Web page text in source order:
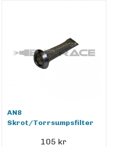
AN8
Skrot/Torrsumpsfilter
105 kr